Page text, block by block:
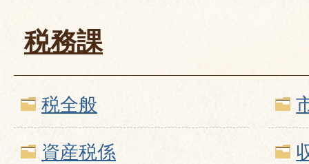
税務課
税全般
資産税係